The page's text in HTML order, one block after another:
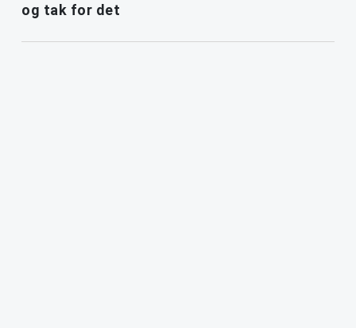
og tak for det